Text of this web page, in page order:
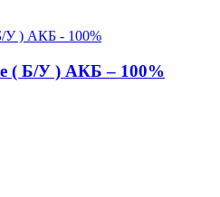
( Б/У ) АКБ – 100%